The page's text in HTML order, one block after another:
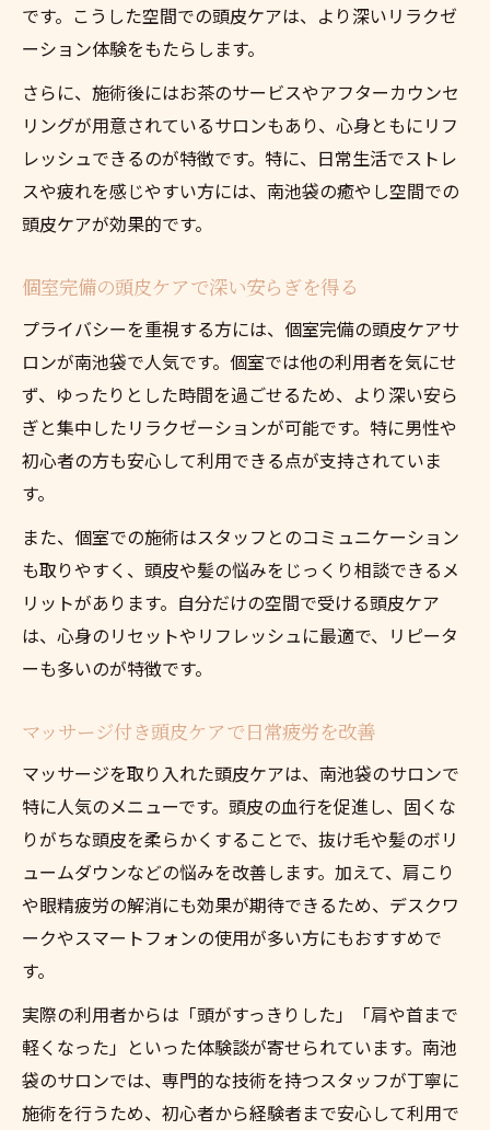
です。こうした空間での頭皮ケアは、より深いリラクゼ
ーション体験をもたらします。
さらに、施術後にはお茶のサービスやアフターカウンセ
リングが用意されているサロンもあり、心身ともにリフ
レッシュできるのが特徴です。特に、日常生活でストレ
スや疲れを感じやすい方には、南池袋の癒やし空間での
頭皮ケアが効果的です。
個室完備の頭皮ケアで深い安らぎを得る
プライバシーを重視する方には、個室完備の頭皮ケアサ
ロンが南池袋で人気です。個室では他の利用者を気にせ
ず、ゆったりとした時間を過ごせるため、より深い安ら
ぎと集中したリラクゼーションが可能です。特に男性や
初心者の方も安心して利用できる点が支持されていま
す。
また、個室での施術はスタッフとのコミュニケーション
も取りやすく、頭皮や髪の悩みをじっくり相談できるメ
リットがあります。自分だけの空間で受ける頭皮ケア
は、心身のリセットやリフレッシュに最適で、リピータ
ーも多いのが特徴です。
マッサージ付き頭皮ケアで日常疲労を改善
マッサージを取り入れた頭皮ケアは、南池袋のサロンで
特に人気のメニューです。頭皮の血行を促進し、固くな
りがちな頭皮を柔らかくすることで、抜け毛や髪のボリ
ュームダウンなどの悩みを改善します。加えて、肩こり
や眼精疲労の解消にも効果が期待できるため、デスクワ
ークやスマートフォンの使用が多い方にもおすすめで
す。
実際の利用者からは「頭がすっきりした」「肩や首まで
軽くなった」といった体験談が寄せられています。南池
袋のサロンでは、専門的な技術を持つスタッフが丁寧に
施術を行うため、初心者から経験者まで安心して利用で